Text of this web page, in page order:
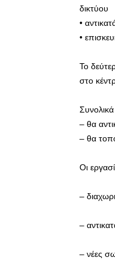
δικτύου
•
•
Το
στο
Συνολικά
– θα
– θα
Οι
–
–
– νέες